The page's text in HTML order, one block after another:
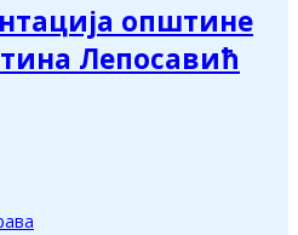
општине
Лепосавић